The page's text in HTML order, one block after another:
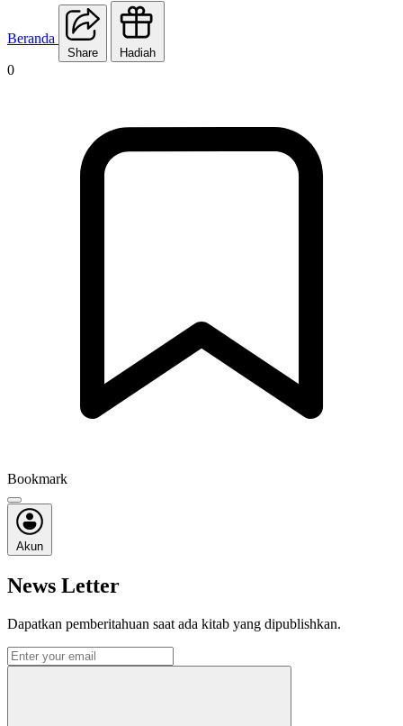
Beranda
Share Hadiah
0
Bookmark
Akun
News Letter
Dapatkan pemberitahuan saat ada kitab yang dipublishkan.